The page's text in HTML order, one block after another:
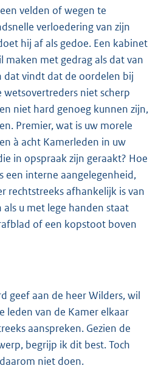
velden of wegen te
verloedering van zijn
hij af als gedoe. Een kabinet
met gedrag als dat van
dat vindt dat de oordelen bij
wetsovertreders niet scherp
niet hard genoeg kunnen zijn,
Premier, wat is uw morele
à acht Kamerleden in uw
in opspraak zijn geraakt? Hoe
een interne aangelegenheid,
rechtstreeks afhankelijk is van
als u met lege handen staat
of een kopstoot boven
geef aan de heer Wilders, wil
leden van de Kamer elkaar
aanspreken. Gezien de
begrijp ik dit best. Toch
niet doen.